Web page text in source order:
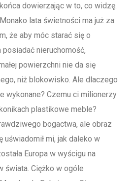
dowierzając w to, co widzę.
lata świetności ma już za
że aby móc starać się o
nieruchomość,
powierzchni nie da się
niż blokowisko. Ale dlaczego
wykonane? Czemu ci milionerzy
plastikowe meble?
bogactwa, ale obraz
uświadomił mi, jak daleko w
Europa w wyścigu na
świata. Ciężko w ogóle